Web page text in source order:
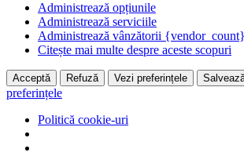
Administrează opțiunile
Administrează serviciile
Administrează vânzătorii {vendor_count}
Citește mai multe despre aceste scopuri
Acceptă Refuză Vezi preferințele
preferințele
Politică cookie-uri